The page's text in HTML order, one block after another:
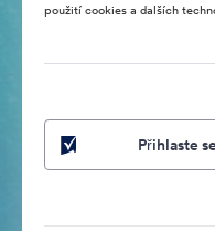
použití cookies a dalších
Přihlaste